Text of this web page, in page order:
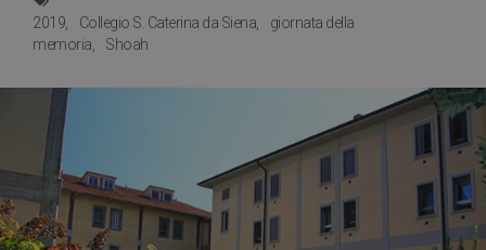
2019 Collegio S. Caterina da Siena
giornata della
memoria
Shoah